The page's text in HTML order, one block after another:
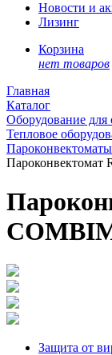
Новости и
Лизинг
Корзина
нет товаров
Главная
Каталог
Оборудование для
Тепловое
Пароконвектоматы
Пароконвектомат
Защита от